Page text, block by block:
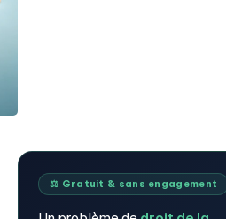
⚖️ Gratuit & sans engagement